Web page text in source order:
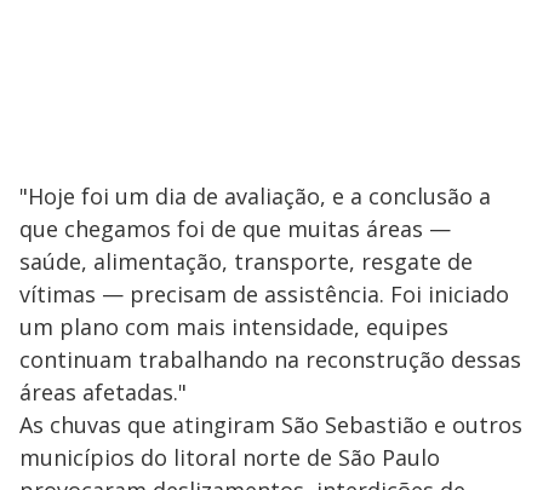
"Hoje foi um dia de avaliação, e a conclusão a
que chegamos foi de que muitas áreas —
saúde, alimentação, transporte, resgate de
vítimas — precisam de assistência. Foi iniciado
um plano com mais intensidade, equipes
continuam trabalhando na reconstrução dessas
áreas afetadas."
As chuvas que atingiram São Sebastião e outros
municípios do litoral norte de São Paulo